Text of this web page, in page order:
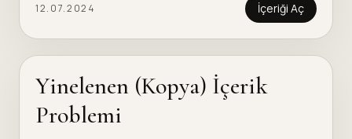
12.07.2024 İçeriği Aç
Yinelenen (Kopya) İçerik
Problemi